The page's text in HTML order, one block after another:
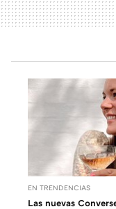
EN TRENDENCIAS
Las nuevas